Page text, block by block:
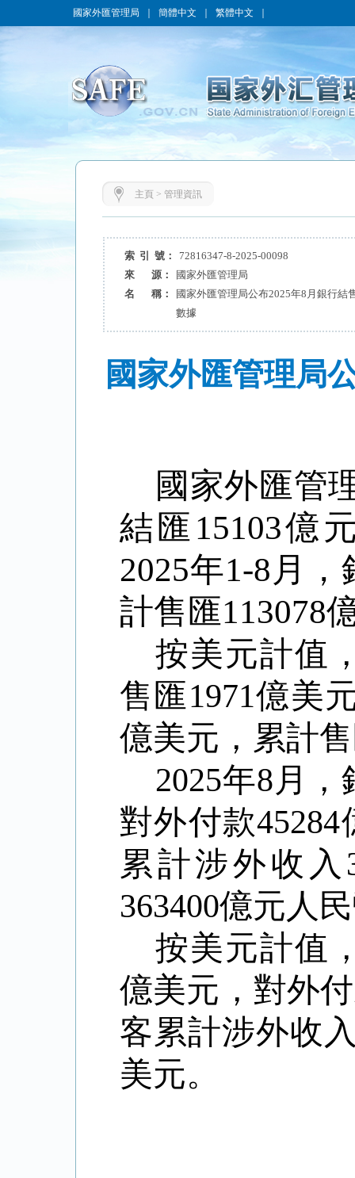
國家外匯管理局 簡體中文 繁體中文
主頁 > 管理資訊
索 引 號：
72816347-8-2025-00098
來 源：
國家外匯管理局
名 稱：
國家外匯管理局公布2025年8月銀行結
數據
國家外匯管理局
國家外匯管
結匯 15103億
2025年1-8 月，
計售匯113078
按美元計值
售匯1971億美
億美元，累計
2025年8 月
對外付款45284
累計涉外收入
363400億元人
按美元計值
億美元，對外
客累計涉外收
美元。